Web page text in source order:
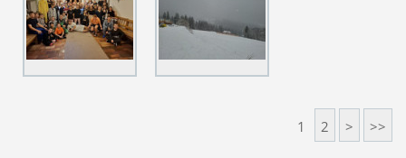
1 2 > >>